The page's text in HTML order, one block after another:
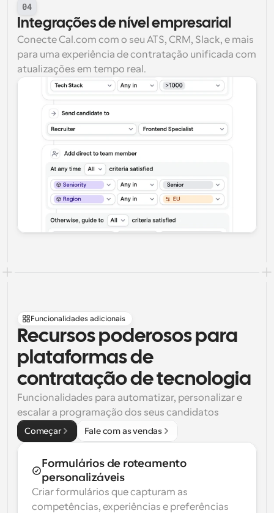
04
Integrações de nível empresarial
Conecte Cal.com com o seu ATS, CRM, Slack, e mais
para uma experiência de contratação unificada com
atualizações em tempo real.
Funcionalidades adicionais
Recursos poderosos para
plataformas de
contratação de tecnologia
Funcionalidades para automatizar, personalizar e
escalar a programação dos seus candidatos
Começar Fale com as vendas
Formulários de roteamento
personalizáveis
Criar formulários que capturam as
competências, experiências e preferências